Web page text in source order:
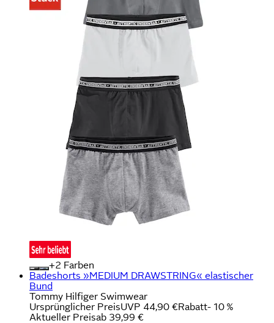
+
Farben
Badeshorts »MEDIUM DRAWSTRING« elastischer
Bund
Tommy Hilfiger Swimwear
Ursprünglicher PreisUVP 44,90 €Rabatt- 10 %
Aktueller Preisab 39,99 €